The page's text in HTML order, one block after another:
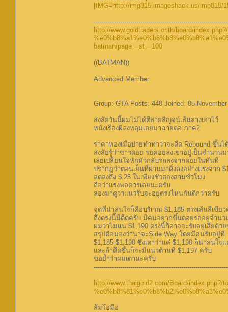
[IMG=http://img815.imageshack.us/img815/
http://www.goldtraders.or.th/board/
batman/page__st__100
((BATMAN))
Advanced Member
Group: GTA Posts: 440 Joined: 05-
สงสัยวันนี้ผมไม่ได้ตีสายสิญจน์เส้นล่างเอาไว้
หนังเรื่องผีลงหลุมเลยมาฉายต่อ ภาค2
ราคาทองเมื่อบ่ายทำท่าว่าจะดีด Rebound ขึ้นไ
สงสัยรู้ว่าชาวดอย รอคอยลงเขาอยู่เป็นจำนวน
เลยเปลี่ยนใจหักหัวกลับรถลงจากดอยในทันที
ปรากฎว่าตอนเย็นที่ผ่านมาดิ่งลงอย่างแรงจาก
ลดลงถึง $ 25 ในเพียงชั่วสองสามชั่วโมง
ถือว่าแรงพอควรเลยนะครับ
ลองมาดูว่าแนวรับจะอยู่ตรงไหนกันดีกว่าครับ
จุดที่น่าสนใจก็คือบริเวณ $1,185 ตรงเส้นสีเขียว
ถึงตรงนี้มีดีดครับ มีคนอยากขึ้นดอยรออยู่จำน
ผมว่าไม่แน่ $1,190 ตรงนี้ก็อาจจะรับอยู่เสียด้ว
สรุปคือมองว่าน่าจะSide Way โดยมีคนรับอยู่ที่
$1,185-$1,190 ซึ่งเดาว่าแค่ $1,190 ก็น่าสนใจ
และถ้าดีดขึ้นก็จะมีแนวต้านที่ $1,197 ครับ
ขอย้ำว่าผมเดานะครับ
http://www.thaigold2.com/Board/index.php?/
ส้มโอมือ